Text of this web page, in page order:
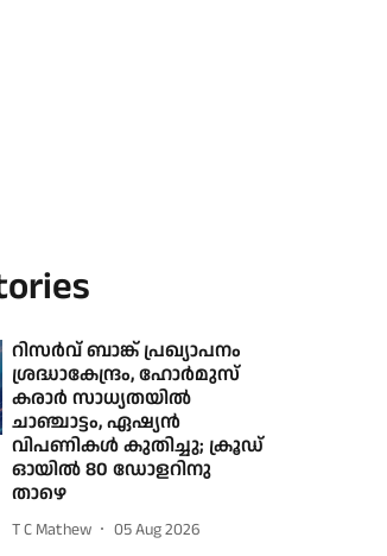
റിസര്‍വ് ബാങ്ക് പ്രഖ്യാപനം
ശ്രദ്ധാകേന്ദ്രം, ഹോര്‍മുസ്
കരാര്‍ സാധ്യതയില്‍
ചാഞ്ചാട്ടം, ഏഷ്യന്‍
വിപണികള്‍ കുതിച്ചു; ക്രൂഡ്
ഓയില്‍ 80 ഡോളറിനു
താഴെ
T C Mathew 05 Aug 2026